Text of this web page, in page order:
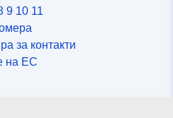
9 10 11
за контакти
на ЕС